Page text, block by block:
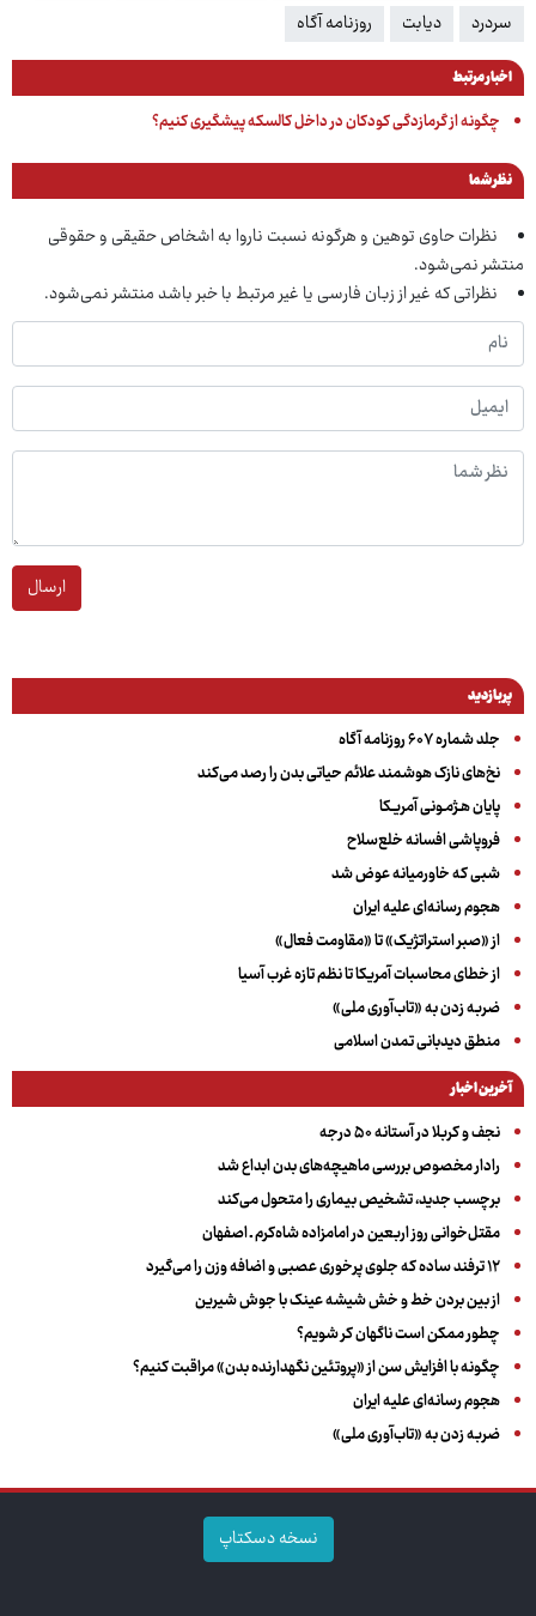
سردرد
دیابت روزنامه آگاه
اخبار مرتبط
چگونه از گرمازدگی کودکان در داخل کالسکه پیشگیری کنیم؟
نظر شما
نظرات حاوی توهین و هرگونه نسبت ناروا به اشخاص حقیقی و حقوقی
منتشر نمی‌شود.
نظراتی که غیر از زبان فارسی یا غیر مرتبط با خبر باشد منتشر نمی‌شود.
ارسال
پربازدید
جلد شماره ۶۰۷ روزنامه آگاه
نخ‌های نازک هوشمند علائم حیاتی بدن را رصد می‌کند
پایان هـژمـونی آمریـکا
فروپاشی افسانه خلع‌سلاح
شبی که خاورمیانه عوض شد
هجوم رسانه‌ای علیه ایران
از «صبر استراتژیک» تا «مقاومت فعال»
از خطای محاسبات آمریکا تا نظم تازه غرب آسیا
ضربه زدن به «تاب‌آوری ملی»
منطق دیدبانی تمدن اسلامی
آخرین اخبار
نجف و کربلا در آستانه ۵۰ درجه
رادار مخصوص بررسی ماهیچه‌های بدن ابداع شد
برچسب جدید، تشخیص بیماری را متحول می‌کند
مقتل‌خوانی روز اربعین در امامزاده شاه‌کرم ـ اصفهان
۱۲ ترفند ساده که جلوی پرخوری عصبی و اضافه ‌وزن را می‌گیرد
از بین بردن خط و خش شیشه عینک با جوش شیرین
چطور ممکن است ناگهان کر شویم؟
چگونه با افزایش سن از «پروتئین نگهدارنده بدن» مراقبت کنیم؟
هجوم رسانه‌ای علیه ایران
ضربه زدن به «تاب‌آوری ملی»
نسخه دسکتاپ